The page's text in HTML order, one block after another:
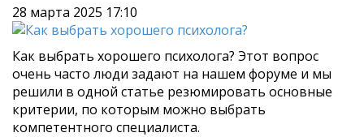
28 марта 2025 17:10
Как выбрать хорошего психолога? Этот вопрос
очень часто люди задают на нашем форуме и мы
решили в одной статье резюмировать основные
критерии, по которым можно выбрать
компетентного специалиста.